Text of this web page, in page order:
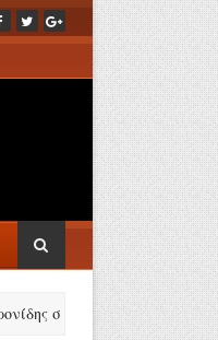
Disneyland Resort με